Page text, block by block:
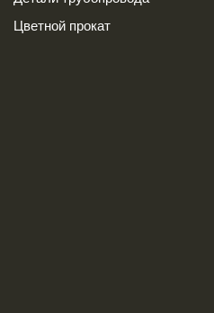
Цветной прокат